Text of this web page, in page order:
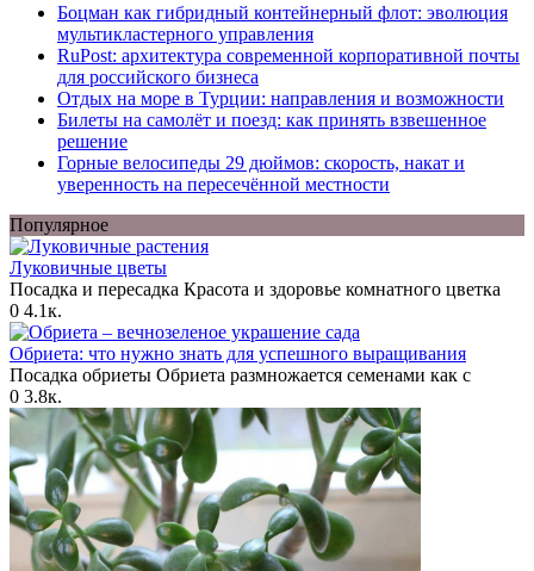
Боцман как гибридный контейнерный флот: эволюция
мультикластерного управления
RuPost: архитектура современной корпоративной почты
для российского бизнеса
Отдых на море в Турции: направления и возможности
Билеты на самолёт и поезд: как принять взвешенное
решение
Горные велосипеды 29 дюймов: скорость, накат и
уверенность на пересечённой местности
Популярное
Луковичные цветы
Посадка и пересадка Красота и здоровье комнатного цветка
0 4.1к.
Обриета: что нужно знать для успешного выращивания
Посадка обриеты Обриета размножается семенами как с
0 3.8к.